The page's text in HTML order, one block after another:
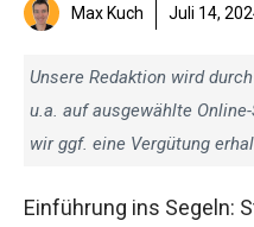
Max Kuch Juli 14,
Unsere Redaktion wird
u.a. auf ausgewählte
wir ggf. eine Vergütung
Einführung ins Segeln: